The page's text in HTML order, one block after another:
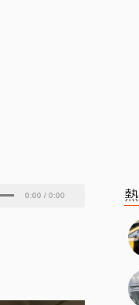
0:00 / 0:00